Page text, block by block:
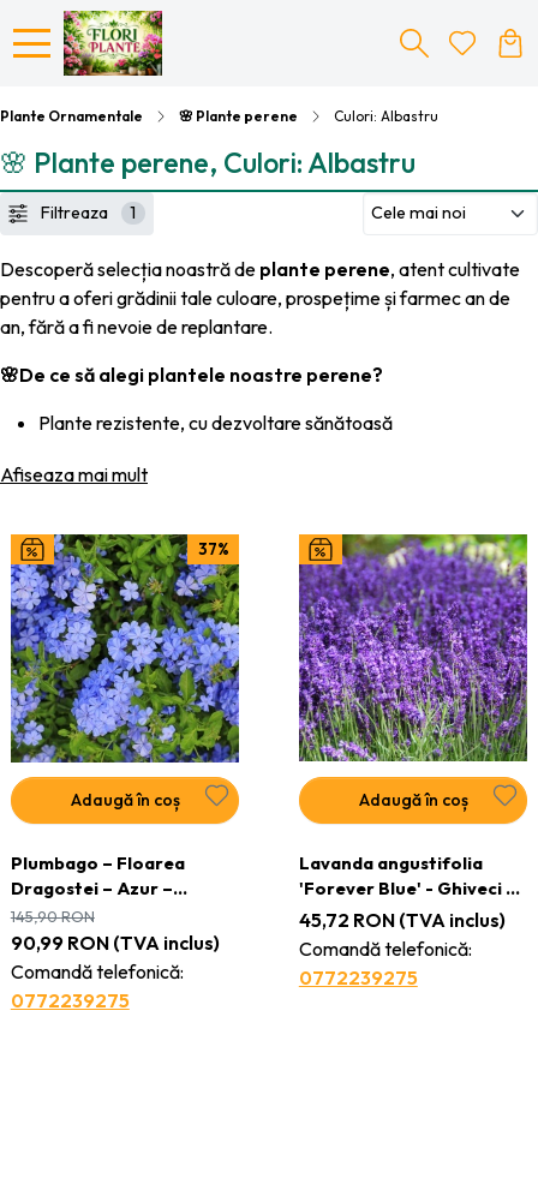
Plante Ornamentale 🌸 Plante perene Culori: Albastru
🌸 Plante perene, Culori: Albastru
Filtreaza 1
Descoperă selecția noastră de plante perene, atent cultivate
pentru a oferi grădinii tale culoare, prospețime și farmec an de
an, fără a fi nevoie de replantare.
🌸De ce să alegi plantele noastre perene?
Plante rezistente, cu dezvoltare sănătoasă
Înflorire repetată și aspect decorativ de lungă durată
Adaptate climatului din România
Întreținere ușoară și costuri reduse pe termen lung
Afiseaza mai mult
37%
Adaugă în coș
Plumbago – Floarea
Dragostei – Azur –
Ghiveci 2L - H 50 - 60 cm
90,99 RON(TVA inclus)
Comandă telefonică:
0772239275
145,90RON
Adaugă în coș
Lavanda angustifolia
'Forever Blue' - Ghiveci -
H 30-40cm
45,72 RON(TVA inclus)
Comandă telefonică:
0772239275